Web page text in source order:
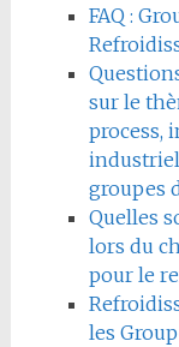
FAQ :
sur le
process,
groupes
Quelles
lors du
pour le
les